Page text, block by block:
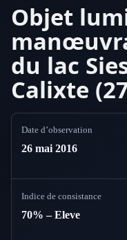
Objet
du lac
Calixte
Date d’observation
26 mai 2016
Indice de consistance
70% – Eleve